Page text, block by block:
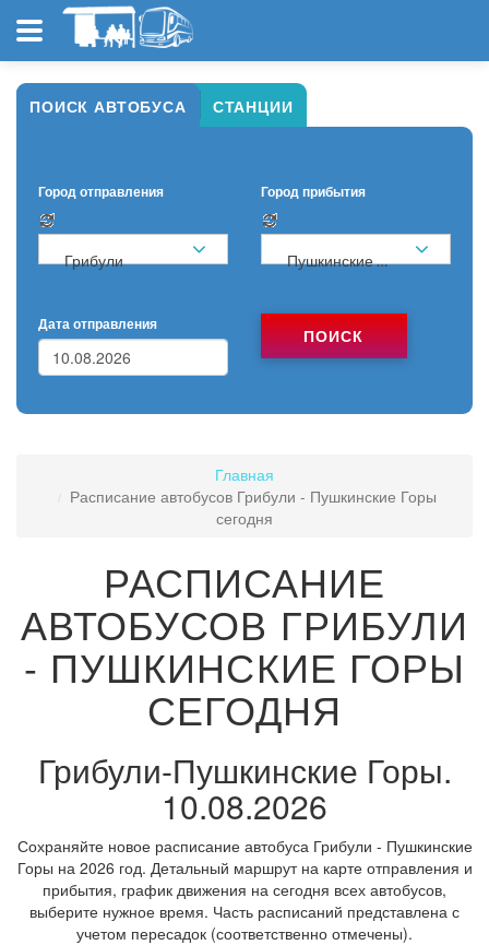
ПОИСК АВТОБУСА СТАНЦИИ
Город отправления
Грибули
Город прибытия
Пушкинские Горы
Дата отправления
ПОИСК
Главная
Расписание автобусов Грибули - Пушкинские Горы
сегодня
РАСПИСАНИЕ
АВТОБУСОВ ГРИБУЛИ
- ПУШКИНСКИЕ ГОРЫ
СЕГОДНЯ
Грибули-Пушкинские Горы.
10.08.2026
Сохраняйте новое расписание автобуса Грибули - Пушкинские
Горы на 2026 год. Детальный маршрут на карте отправления и
прибытия, график движения на сегодня всех автобусов,
выберите нужное время. Часть расписаний представлена с
учетом пересадок (соответственно отмечены).